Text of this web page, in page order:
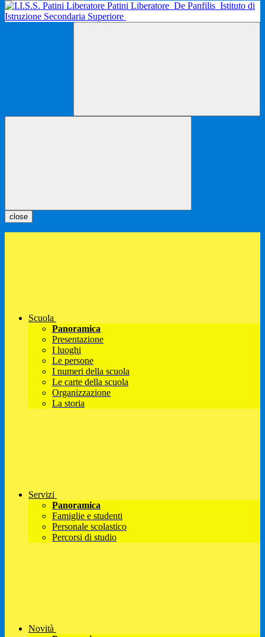
Patini Liberatore De Panfilis Istituto di
Istruzione Secondaria Superiore
close
Scuola
Panoramica
Presentazione
I luoghi
Le persone
I numeri della scuola
Le carte della scuola
Organizzazione
La storia
Servizi
Panoramica
Famiglie e studenti
Personale scolastico
Percorsi di studio
Novità